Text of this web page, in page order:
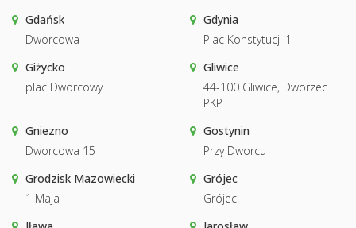
Gdańsk
Dworcowa
Gdynia
Plac Konstytucji 1
Giżycko
plac Dworcowy
Gliwice
44-100 Gliwice, Dworzec
PKP
Gniezno
Dworcowa 15
Gostynin
Przy Dworcu
Grodzisk Mazowiecki
1 Maja
Grójec
Grójec